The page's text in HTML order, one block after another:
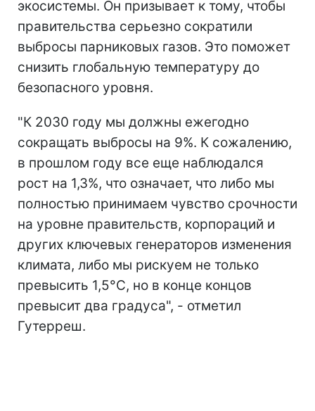
экосистемы. Он призывает к тому, чтобы
правительства серьезно сократили
выбросы парниковых газов. Это поможет
снизить глобальную температуру до
безопасного уровня.
"К 2030 году мы должны ежегодно
сокращать выбросы на 9%. К сожалению,
в прошлом году все еще наблюдался
рост на 1,3%, что означает, что либо мы
полностью принимаем чувство срочности
на уровне правительств, корпораций и
других ключевых генераторов изменения
климата, либо мы рискуем не только
превысить 1,5°C, но в конце концов
превысит два градуса", - отметил
Гутерреш.